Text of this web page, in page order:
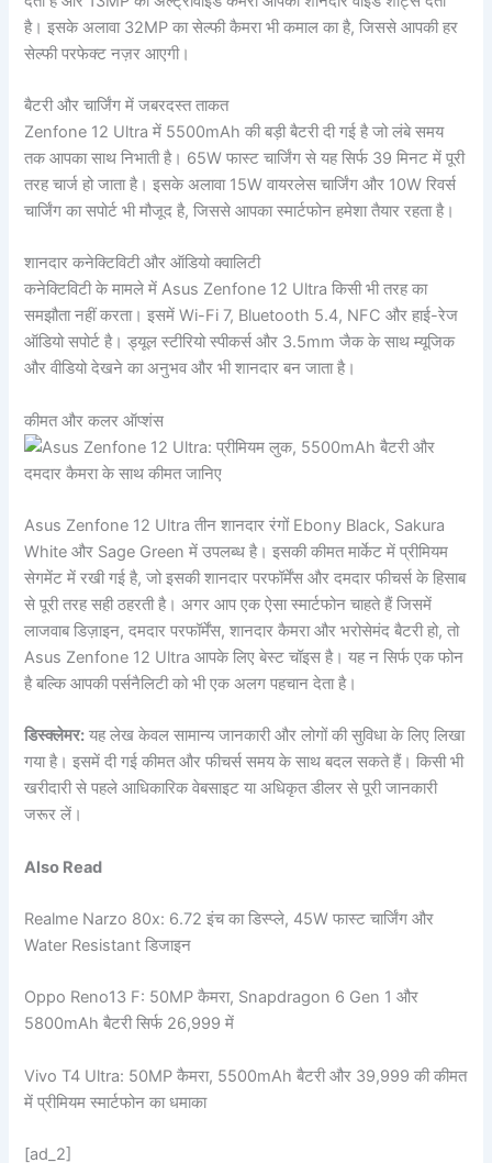
है। इसके अलावा 32MP का सेल्फी कैमरा भी कमाल का है, जिससे आपकी हर
सेल्फी परफेक्ट नज़र आएगी।
बैटरी और चार्जिंग में जबरदस्त ताकत
Zenfone 12 Ultra में 5500mAh की बड़ी बैटरी दी गई है जो लंबे समय
तक आपका साथ निभाती है। 65W फास्ट चार्जिंग से यह सिर्फ 39 मिनट में पूरी
तरह चार्ज हो जाता है। इसके अलावा 15W वायरलेस चार्जिंग और 10W रिवर्स
चार्जिंग का सपोर्ट भी मौजूद है, जिससे आपका स्मार्टफोन हमेशा तैयार रहता है।
शानदार कनेक्टिविटी और ऑडियो क्वालिटी
कनेक्टिविटी के मामले में Asus Zenfone 12 Ultra किसी भी तरह का
समझौता नहीं करता। इसमें Wi-Fi 7, Bluetooth 5.4, NFC और हाई-रेज
ऑडियो सपोर्ट है। ड्यूल स्टीरियो स्पीकर्स और 3.5mm जैक के साथ म्यूजिक
और वीडियो देखने का अनुभव और भी शानदार बन जाता है।
कीमत और कलर ऑप्शंस
Asus Zenfone 12 Ultra तीन शानदार रंगों Ebony Black, Sakura
White और Sage Green में उपलब्ध है। इसकी कीमत मार्केट में प्रीमियम
सेगमेंट में रखी गई है, जो इसकी शानदार परफॉर्मेंस और दमदार फीचर्स के हिसाब
से पूरी तरह सही ठहरती है। अगर आप एक ऐसा स्मार्टफोन चाहते हैं जिसमें
लाजवाब डिज़ाइन, दमदार परफॉर्मेंस, शानदार कैमरा और भरोसेमंद बैटरी हो, तो
Asus Zenfone 12 Ultra आपके लिए बेस्ट चॉइस है। यह न सिर्फ एक फोन
है बल्कि आपकी पर्सनैलिटी को भी एक अलग पहचान देता है।
डिस्क्लेमर: यह लेख केवल सामान्य जानकारी और लोगों की सुविधा के लिए लिखा
गया है। इसमें दी गई कीमत और फीचर्स समय के साथ बदल सकते हैं। किसी भी
खरीदारी से पहले आधिकारिक वेबसाइट या अधिकृत डीलर से पूरी जानकारी
जरूर लें।
Also Read
Realme Narzo 80x: 6.72 इंच का डिस्प्ले, 45W फास्ट चार्जिंग और
Water Resistant डिजाइन
Oppo Reno13 F: 50MP कैमरा, Snapdragon 6 Gen 1 और
5800mAh बैटरी सिर्फ 26,999 में
Vivo T4 Ultra: 50MP कैमरा, 5500mAh बैटरी और 39,999 की कीमत
में प्रीमियम स्मार्टफोन का धमाका
[ad_2]